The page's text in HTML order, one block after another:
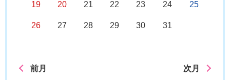
19 20 21 22 23 24 25
26 27 28 29 30 31
前月 次月